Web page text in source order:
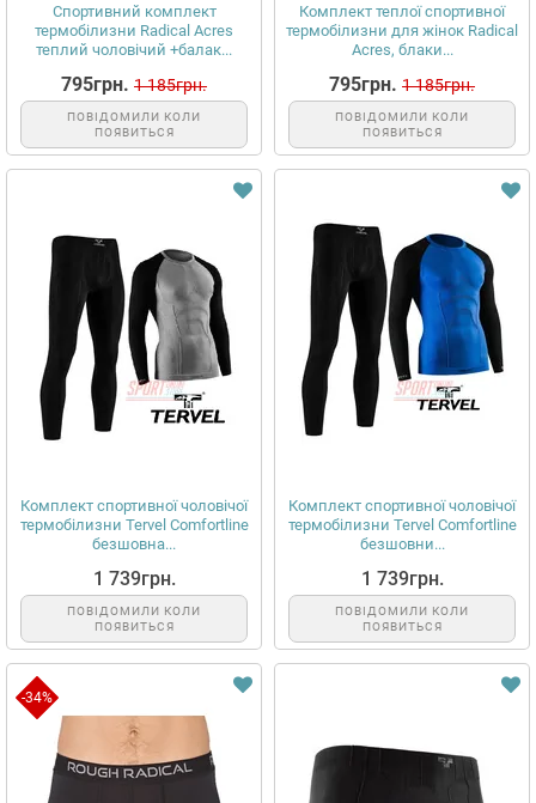
Спортивний комплект
термобілизни Radical Acres
теплий чоловічий +балак...
795грн. 1 185грн.
ПОВІДОМИЛИ КОЛИ
ПОЯВИТЬСЯ
Комплект теплої спортивної
термобілизни для жінок Radical
Acres, блаки...
795грн. 1 185грн.
ПОВІДОМИЛИ КОЛИ
ПОЯВИТЬСЯ
Комплект спортивної чоловічої
термобілизни Tervel Comfortline
безшовна...
1 739грн.
ПОВІДОМИЛИ КОЛИ
ПОЯВИТЬСЯ
Комплект спортивної чоловічої
термобілизни Tervel Comfortline
безшовни...
1 739грн.
ПОВІДОМИЛИ КОЛИ
ПОЯВИТЬСЯ
-34%